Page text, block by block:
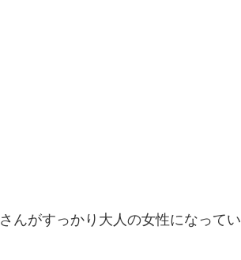
さんがすっかり大人の女性になってい